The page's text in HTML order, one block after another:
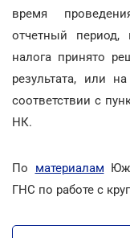
время
отчетный период,
налога принято
результата, или
соответствии с
НК.
По материалам
ГНС по работе с